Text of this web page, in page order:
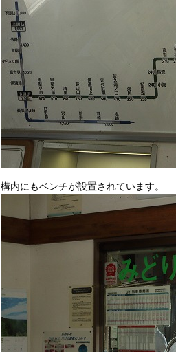
構内にもベンチが設置されています。